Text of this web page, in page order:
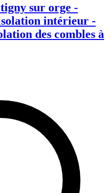
sur orge -
intérieur -
des combles à